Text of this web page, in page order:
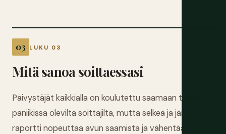
LUKU 03
Mitä sanoa soittaessasi
Päivystäjät kaikkialla on koulutettu saamaan tietoa
paniikissa olevilta soittajilta, mutta selkeä ja järjestetty
raportti nopeuttaa avun saamista ja vähentää